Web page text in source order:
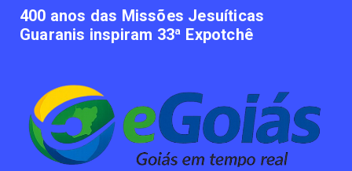
June 09, 2023
400 anos das Missões Jesuíticas
Guaranis inspiram 33ª Expotchê